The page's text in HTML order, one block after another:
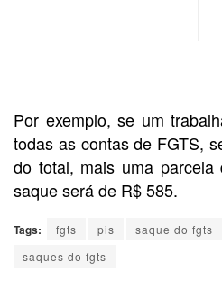
Por exemplo, se um
todas as contas de FGTS,
do total, mais uma
saque será de R$ 585.
Tags: fgts pis saque do fgts
saques do fgts